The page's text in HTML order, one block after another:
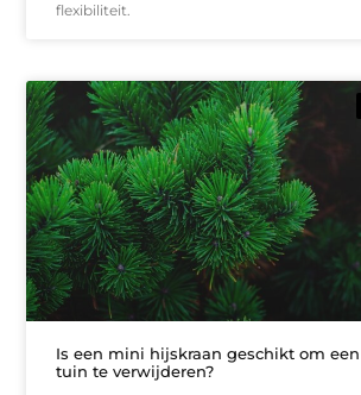
flexibiliteit.
Is een mini hijskraan geschikt om
tuin te verwijderen?